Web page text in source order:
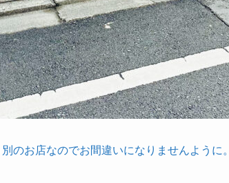
のお店なのでお間違いになりませんように。